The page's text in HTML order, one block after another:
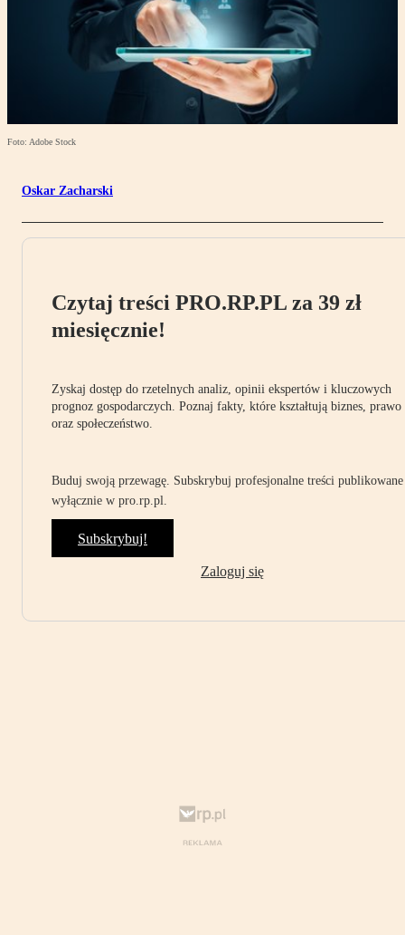
Foto: Adobe Stock
Oskar Zacharski
Czytaj treści PRO.RP.PL za 39 zł
miesięcznie!
Zyskaj dostęp do rzetelnych analiz, opinii ekspertów i kluczowych
prognoz gospodarczych. Poznaj fakty, które kształtują biznes, prawo
oraz społeczeństwo.
Buduj swoją przewagę. Subskrybuj profesjonalne treści publikowane
wyłącznie w pro.rp.pl.
Subskrybuj!
Zaloguj się